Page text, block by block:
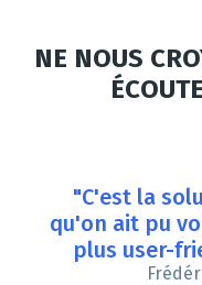
NE NOUS
"C'est la
qu'on ait pu
plus user-